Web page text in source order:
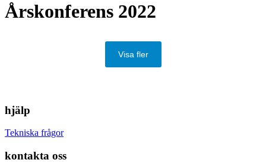
Årskonferens 2022
Visa fler
hjälp
Tekniska frågor
kontakta oss